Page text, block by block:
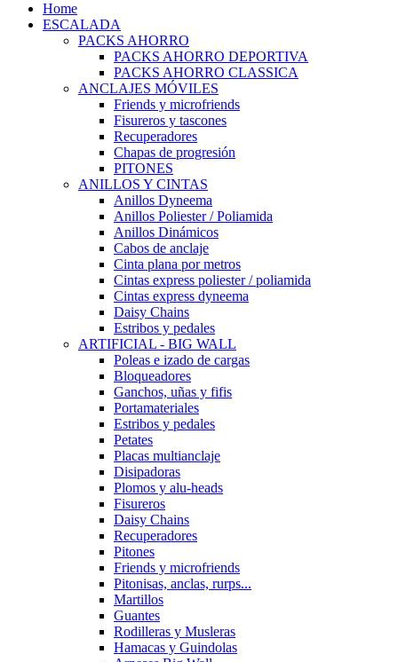
Home
ESCALADA
PACKS AHORRO
PACKS AHORRO DEPORTIVA
PACKS AHORRO CLASSICA
ANCLAJES MÓVILES
Friends y microfriends
Fisureros y tascones
Recuperadores
Chapas de progresión
PITONES
ANILLOS Y CINTAS
Anillos Dyneema
Anillos Poliester / Poliamida
Anillos Dinámicos
Cabos de anclaje
Cinta plana por metros
Cintas express poliester / poliamida
Cintas express dyneema
Daisy Chains
Estribos y pedales
ARTIFICIAL - BIG WALL
Poleas e izado de cargas
Bloqueadores
Ganchos, uñas y fifis
Portamateriales
Estribos y pedales
Petates
Placas multianclaje
Disipadoras
Plomos y alu-heads
Fisureros
Daisy Chains
Recuperadores
Pitones
Friends y microfriends
Pitonisas, anclas, rurps...
Martillos
Guantes
Rodilleras y Musleras
Hamacas y Guindolas